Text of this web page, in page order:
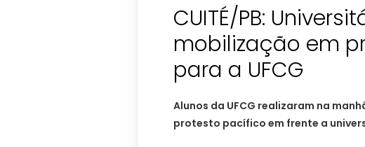
CUITÉ/PB:
mobilização em
para a UFCG
Alunos da UFCG realizaram na
protesto pacífico em frente a